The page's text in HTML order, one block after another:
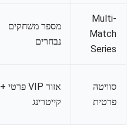
Multi-
Match
Series
מספר משחקים
נבחרים
סוויטה
פרטית
אזור VIP פרטי +
קייטרינג